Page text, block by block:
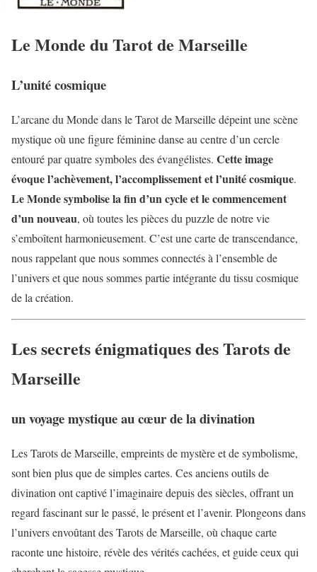
Le Monde du Tarot de Marseille
L’unité cosmique
L’arcane du Monde dans le Tarot de Marseille dépeint une scène
mystique où une figure féminine danse au centre d’un cercle
entouré par quatre symboles des évangélistes. Cette image
évoque l’achèvement, l’accomplissement et l’unité cosmique.
Le Monde symbolise la fin d’un cycle et le commencement
d’un nouveau, où toutes les pièces du puzzle de notre vie
s’emboîtent harmonieusement. C’est une carte de transcendance,
nous rappelant que nous sommes connectés à l’ensemble de
l’univers et que nous sommes partie intégrante du tissu cosmique
de la création.
Les secrets énigmatiques des Tarots de
Marseille
un voyage mystique au cœur de la divination
Les Tarots de Marseille, empreints de mystère et de symbolisme,
sont bien plus que de simples cartes. Ces anciens outils de
divination ont captivé l’imaginaire depuis des siècles, offrant un
regard fascinant sur le passé, le présent et l’avenir. Plongeons dans
l’univers envoûtant des Tarots de Marseille, où chaque carte
raconte une histoire, révèle des vérités cachées, et guide ceux qui